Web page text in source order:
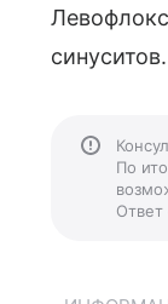
По
Ответ